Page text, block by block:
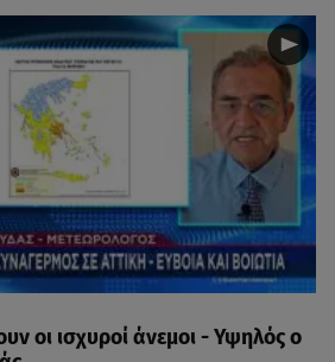
οι ισχυροί άνεμοι - Υψηλός ο